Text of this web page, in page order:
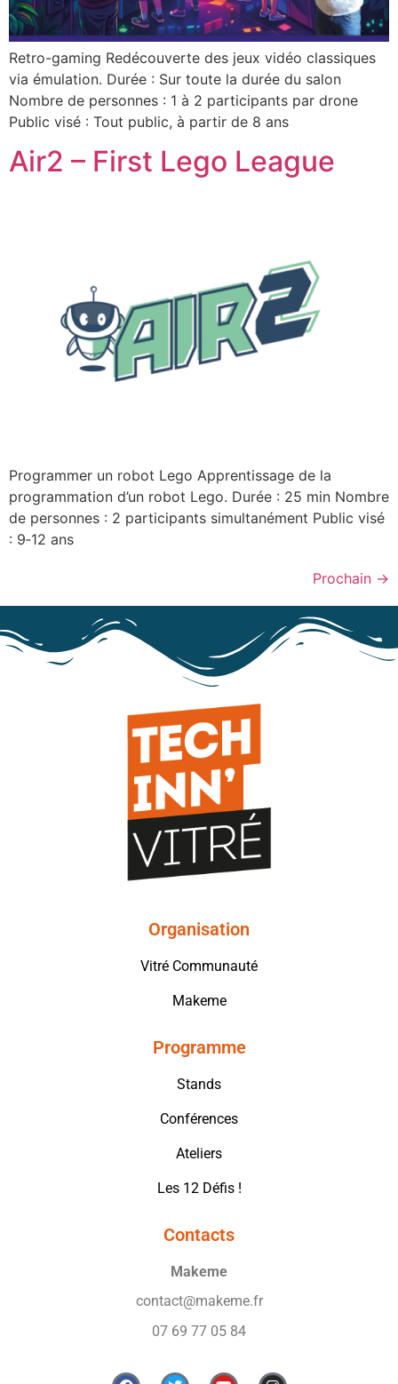
Retro-gaming Redécouverte des jeux vidéo classiques
via émulation. Durée : Sur toute la durée du salon
Nombre de personnes : 1 à 2 participants par drone
Public visé : Tout public, à partir de 8 ans
Air2 – First Lego League
Programmer un robot Lego Apprentissage de la
programmation d’un robot Lego. Durée : 25 min Nombre
de personnes : 2 participants simultanément Public visé
: 9‑12 ans
Prochain →
Organisation
Vitré Communauté
Makeme
Programme
Stands
Conférences
Ateliers
Les 12 Défis !
Contacts
Makeme
contact@makeme.fr
07 69 77 05 84